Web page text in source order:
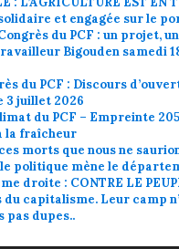
et engagée sur le
du PCF : un projet,
Bigouden samedi
du PCF : Discours
3 juillet 2026
du PCF – Empreinte
la fraîcheur
morts que nous ne
politique mène le
droite : CONTRE LE
du capitalisme. Leur camp
pas dupes..